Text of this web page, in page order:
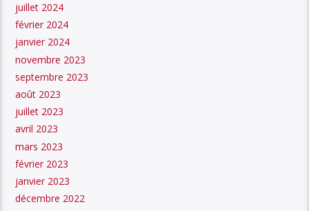
juillet 2024
février 2024
janvier 2024
novembre 2023
septembre 2023
août 2023
juillet 2023
avril 2023
mars 2023
février 2023
janvier 2023
décembre 2022